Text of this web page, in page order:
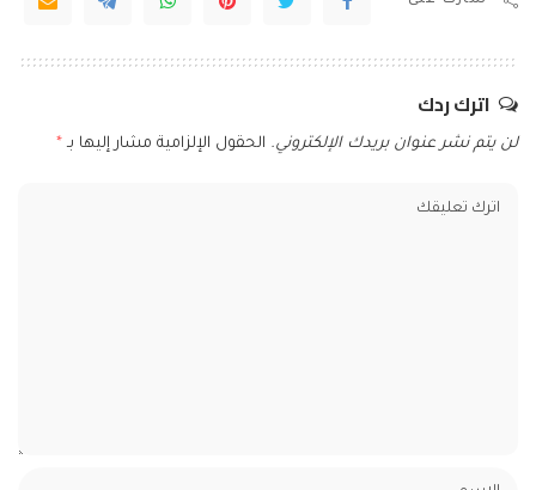
اترك ردك
لن يتم نشر عنوان بريدك الإلكتروني. الحقول الإلزامية مشار إليها بـ *